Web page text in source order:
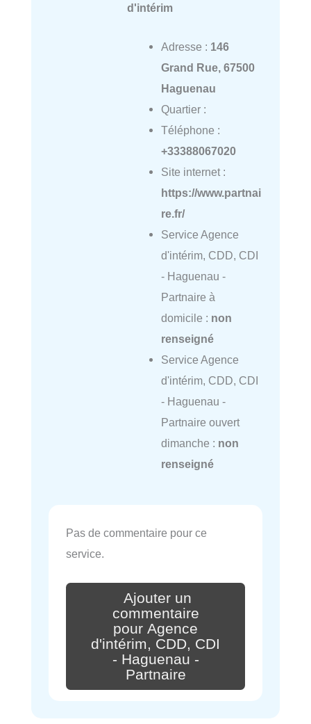
d'intérim
Adresse : 146
Grand Rue, 67500
Haguenau
Quartier :
Téléphone :
+33388067020
Site internet :
https://www.partnai
re.fr/
Service Agence
d'intérim, CDD, CDI
- Haguenau -
Partnaire à
domicile : non
renseigné
Service Agence
d'intérim, CDD, CDI
- Haguenau -
Partnaire ouvert
dimanche : non
renseigné
Pas de commentaire pour ce
service.
Ajouter un
commentaire
pour Agence
d'intérim, CDD, CDI
- Haguenau -
Partnaire